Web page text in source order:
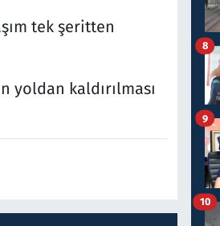
tek şeritten
yoldan kaldırılması
8
9
10